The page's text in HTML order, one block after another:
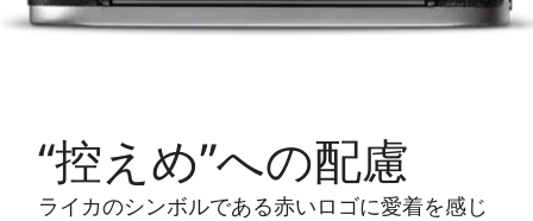
“控えめ”への配慮
ライカのシンボルである赤いロゴに愛着を感じ